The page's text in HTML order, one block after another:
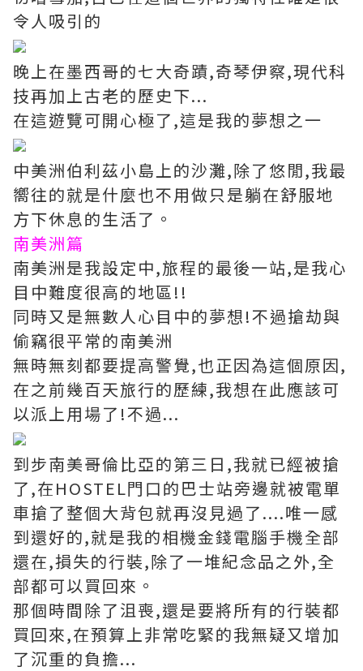
令人吸引的
晚上在墨西哥的七大奇蹟,奇琴伊察,現代科
技再加上古老的歷史下...
在這遊覽可開心極了,這是我的夢想之一
中美洲伯利茲小島上的沙灘,除了悠閒,我最
嚮往的就是什麼也不用做只是躺在舒服地
方下休息的生活了。
南美洲篇
南美洲是我設定中,旅程的最後一站,是我心
目中難度很高的地區!!
同時又是無數人心目中的夢想!不過搶劫與
偷竊很平常的南美洲
無時無刻都要提高警覺,也正因為這個原因,
在之前幾百天旅行的歷練,我想在此應該可
以派上用場了!不過...
到步南美哥倫比亞的第三日,我就已經被搶
了,在HOSTEL門口的巴士站旁邊就被電單
車搶了整個大背包就再沒見過了....唯一感
到還好的,就是我的相機金錢電腦手機全部
還在,損失的行裝,除了一堆紀念品之外,全
部都可以買回來。
那個時間除了沮喪,還是要將所有的行裝都
買回來,在預算上非常吃緊的我無疑又增加
了沉重的負擔...